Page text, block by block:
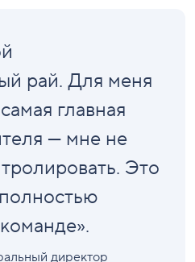
рай. Для меня
главная
— мне не
Это
директор